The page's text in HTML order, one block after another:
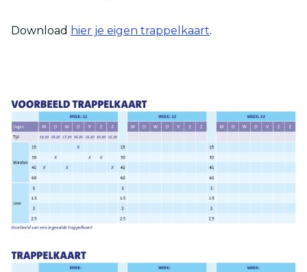
Download hier je eigen trappelkaart.